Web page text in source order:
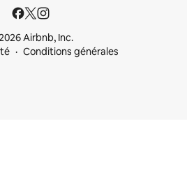
Airbnb, Inc.
Conditions générales